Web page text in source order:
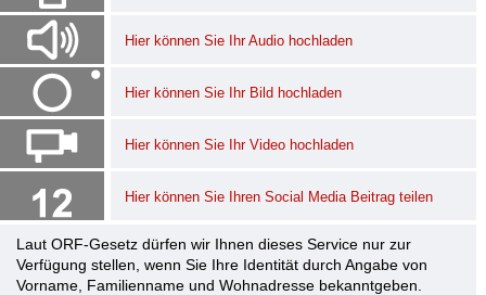
Hier können Sie Ihr Audio hochladen
Hier können Sie Ihr Bild hochladen
Hier können Sie Ihr Video hochladen
Hier können Sie Ihren Social Media Beitrag teilen
Laut ORF-Gesetz dürfen wir Ihnen dieses Service nur zur
Verfügung stellen, wenn Sie Ihre Identität durch Angabe von
Vorname, Familienname und Wohnadresse bekanntgeben.